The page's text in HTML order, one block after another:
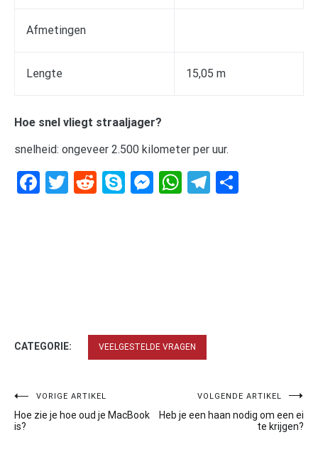
Afmetingen
Lengte 15,05 m
Hoe snel vliegt straaljager?
snelheid: ongeveer 2.500 kilometer per uur.
Facebook
Twitter
RedditSkypeMessenger
WhatsApp
Telegram
CATEGORIE: VEELGESTELDE VRAGEN
Bericht
navigatie
VORIGE ARTIKEL
Hoe zie je hoe oud je MacBook
is?
VOLGENDE ARTIKEL
Heb je een haan nodig om een ei
te krijgen?